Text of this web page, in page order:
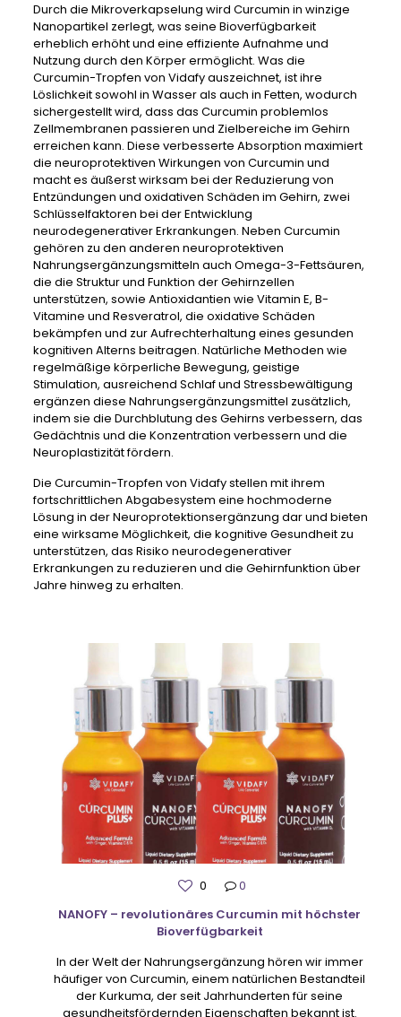
Durch die Mikroverkapselung wird Curcumin in winzige
Nanopartikel zerlegt, was seine Bioverfügbarkeit
erheblich erhöht und eine effiziente Aufnahme und
Nutzung durch den Körper ermöglicht. Was die
Curcumin-Tropfen von Vidafy auszeichnet, ist ihre
Löslichkeit sowohl in Wasser als auch in Fetten, wodurch
sichergestellt wird, dass das Curcumin problemlos
Zellmembranen passieren und Zielbereiche im Gehirn
erreichen kann. Diese verbesserte Absorption maximiert
die neuroprotektiven Wirkungen von Curcumin und
macht es äußerst wirksam bei der Reduzierung von
Entzündungen und oxidativen Schäden im Gehirn, zwei
Schlüsselfaktoren bei der Entwicklung
neurodegenerativer Erkrankungen. Neben Curcumin
gehören zu den anderen neuroprotektiven
Nahrungsergänzungsmitteln auch Omega-3-Fettsäuren,
die die Struktur und Funktion der Gehirnzellen
unterstützen, sowie Antioxidantien wie Vitamin E, B-
Vitamine und Resveratrol, die oxidative Schäden
bekämpfen und zur Aufrechterhaltung eines gesunden
kognitiven Alterns beitragen. Natürliche Methoden wie
regelmäßige körperliche Bewegung, geistige
Stimulation, ausreichend Schlaf und Stressbewältigung
ergänzen diese Nahrungsergänzungsmittel zusätzlich,
indem sie die Durchblutung des Gehirns verbessern, das
Gedächtnis und die Konzentration verbessern und die
Neuroplastizität fördern.
Die Curcumin-Tropfen von Vidafy stellen mit ihrem
fortschrittlichen Abgabesystem eine hochmoderne
Lösung in der Neuroprotektionsergänzung dar und bieten
eine wirksame Möglichkeit, die kognitive Gesundheit zu
unterstützen, das Risiko neurodegenerativer
Erkrankungen zu reduzieren und die Gehirnfunktion über
Jahre hinweg zu erhalten.
0
0
NANOFY – revolutionäres Curcumin mit höchster
Bioverfügbarkeit
In der Welt der Nahrungsergänzung hören wir immer
häufiger von Curcumin, einem natürlichen Bestandteil
der Kurkuma, der seit Jahrhunderten für seine
gesundheitsfördernden Eigenschaften bekannt ist.